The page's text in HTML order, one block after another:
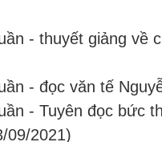
- thuyết giảng về
- đọc văn tế
- Tuyên đọc bức
09/2021)